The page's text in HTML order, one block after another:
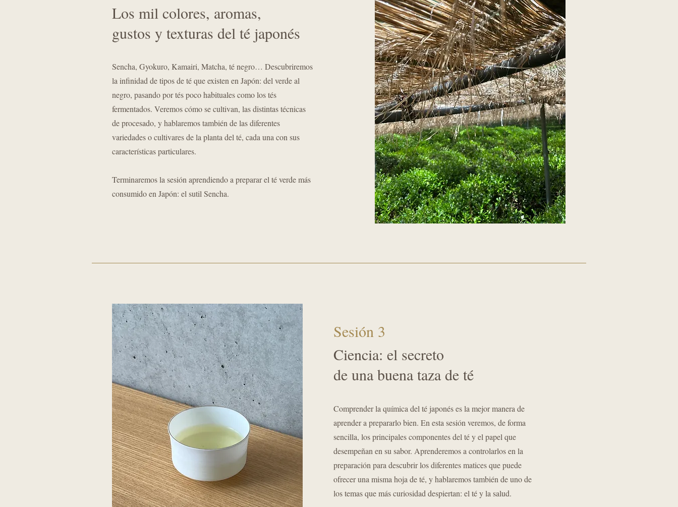
Los mil colores, aromas,
gustos y texturas del té japonés
Sencha, Gyokuro, Kamairi, Matcha, té negro… Descubriremos
la infinidad de tipos de té que existen en Japón: del verde al
negro, pasando por tés poco habituales como los tés
fermentados. Veremos cómo se cultivan, las distintas técnicas
de procesado, y hablaremos también de las diferentes
variedades o cultivares de la planta del té, cada una con sus
características particulares.
Terminaremos la sesión aprendiendo a preparar el té verde más
consumido en Japón: el sutil Sencha.
Sesión 3
Ciencia: el secreto
de una buena taza de té
Comprender la química del té japonés es la mejor manera de
aprender a prepararlo bien. En esta sesión veremos, de forma
sencilla, los principales componentes del té y el papel que
desempeñan en su sabor. Aprenderemos a controlarlos en la
preparación para descubrir los diferentes matices que puede
ofrecer una misma hoja de té, y hablaremos también de uno de
los temas que más curiosidad despiertan: el té y la salud.